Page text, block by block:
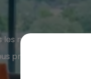
les matins au
propose une